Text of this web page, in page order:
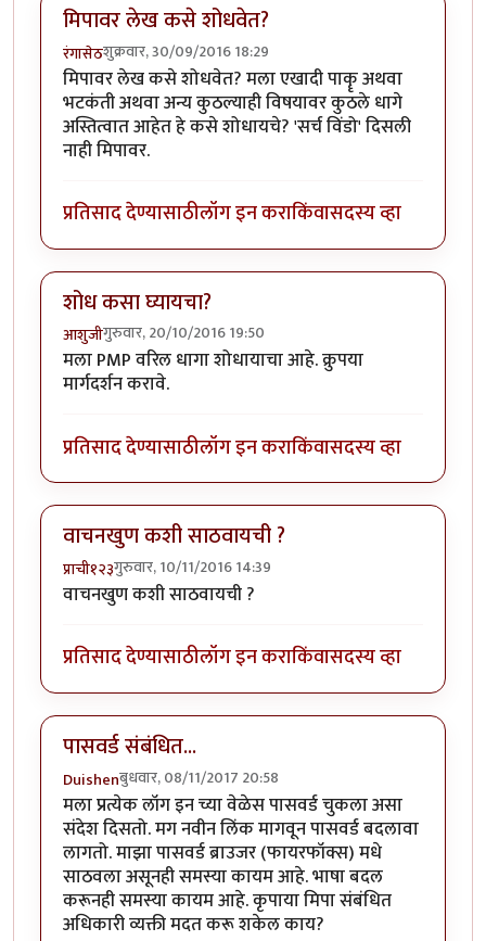
मिपावर लेख कसे शोधवेत?
रंगासेठशुक्रवार, 30/09/2016 18:29
मिपावर लेख कसे शोधवेत? मला एखादी पाकॄ अथवा
भटकंती अथवा अन्य कुठल्याही विषयावर कुठले धागे
अस्तित्वात आहेत हे कसे शोधायचे? 'सर्च विंडो' दिसली
नाही मिपावर.
प्रतिसाद देण्यासाठीलॉग इन कराकिंवासदस्य व्हा
शोध कसा घ्यायचा?
आशुजीगुरुवार, 20/10/2016 19:50
मला PMP वरिल धागा शोधायाचा आहे. क्रुपया
मार्गदर्शन करावे.
प्रतिसाद देण्यासाठीलॉग इन कराकिंवासदस्य व्हा
वाचनखुण कशी साठवायची ?
प्राची१२३गुरुवार, 10/11/2016 14:39
वाचनखुण कशी साठवायची ?
प्रतिसाद देण्यासाठीलॉग इन कराकिंवासदस्य व्हा
पासवर्ड संबंधित...
Duishenबुधवार, 08/11/2017 20:58
मला प्रत्येक लॉग इन च्या वेळेस पासवर्ड चुकला असा
संदेश दिसतो. मग नवीन लिंक मागवून पासवर्ड बदलावा
लागतो. माझा पासवर्ड ब्राउजर (फायरफॉक्स) मधे
साठवला असूनही समस्या कायम आहे. भाषा बदल
करूनही समस्या कायम आहे. कृपाया मिपा संबंधित
अधिकारी व्यक्ती मदत करू शकेल काय?